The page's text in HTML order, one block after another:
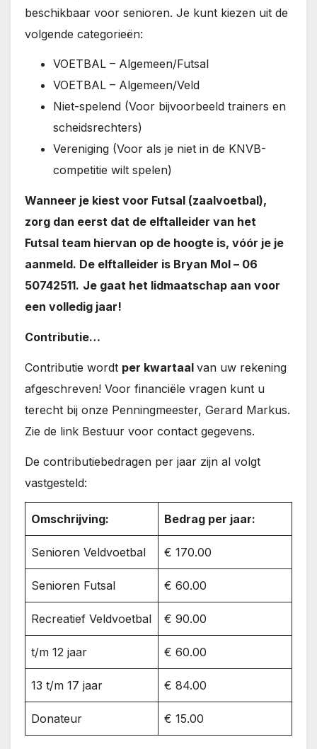
beschikbaar voor senioren. Je kunt kiezen uit de
volgende categorieën:
VOETBAL – Algemeen/Futsal
VOETBAL – Algemeen/Veld
Niet-spelend (Voor bijvoorbeeld trainers en
scheidsrechters)
Vereniging (Voor als je niet in de KNVB-
competitie wilt spelen)
Wanneer je kiest voor Futsal (zaalvoetbal),
zorg dan eerst dat de elftalleider van het
Futsal team hiervan op de hoogte is, vóór je je
aanmeld. De elftalleider is Bryan Mol – 06
50742511. Je gaat het lidmaatschap aan voor
een volledig jaar!
Contributie…
Contributie wordt per kwartaal van uw rekening
afgeschreven! Voor financiële vragen kunt u
terecht bij onze Penningmeester, Gerard Markus.
Zie de link Bestuur voor contact gegevens.
De contributiebedragen per jaar zijn al volgt
vastgesteld:
Omschrijving: Bedrag per jaar:
Senioren Veldvoetbal € 170.00
Senioren Futsal € 60.00
Recreatief Veldvoetbal € 90.00
t/m 12 jaar € 60.00
13 t/m 17 jaar € 84.00
Donateur € 15.00